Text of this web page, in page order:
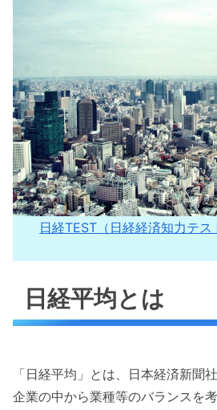
日経TEST（日経経済知力テス
日経平均とは
「日経平均」とは、日本経済新聞
企業の中から業種等のバランスを